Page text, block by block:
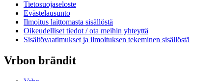
Tietosuojaseloste
Evästelausunto
Ilmoitus laittomasta sisällöstä
Oikeudelliset tiedot / ota meihin yhteyttä
Sisältövaatimukset ja ilmoituksen tekeminen sisällöstä
Vrbon brändit